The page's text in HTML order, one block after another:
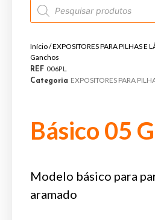
Início/EXPOSITORES PARA PILHAS E
Ganchos
REF 006PL
Categoria EXPOSITORES PARA
Básico 05
Modelo básico para
aramado